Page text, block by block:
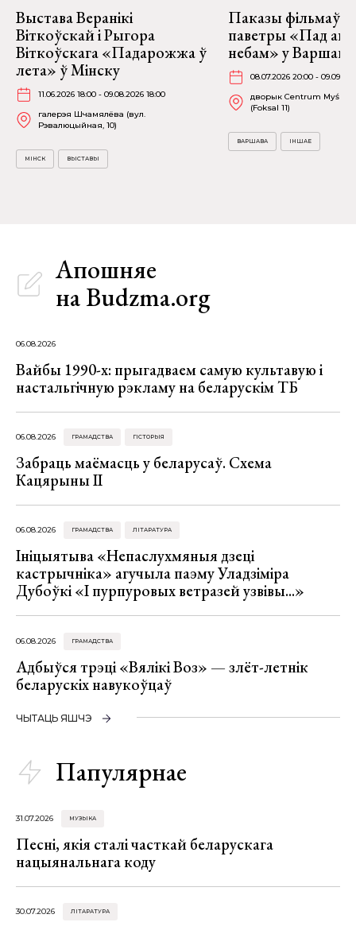
Выстава Веранікі
Віткоўскай і Рыгора
Віткоўскага «Падарожжа ў
лета» ў Мінску
11.06.2026 18:00 - 09.08.2026 18:00
галерэя Шчамялёва (вул.
Рэвалюцыйная, 10)
МІНСК ВЫСТАВЫ
Паказы фільмаў
паветры «Пад
небам» у Варшаве
08.07.2026 20:00 -
дворык Centrum Myśli
(Foksal 11)
ВАРШАВА ІНШАЕ
Апошняе
на Budzma.org
06.08.2026
Вайбы 1990-х: прыгадваем самую культавую і
настальгічную рэкламу на беларускім ТБ
06.08.2026 ГРАМАДСТВА ГІСТОРЫЯ
Забраць маёмасць у беларусаў. Схема
Кацярыны ІІ
06.08.2026 ГРАМАДСТВА ЛІТАРАТУРА
Ініцыятыва «Непаслухмяныя дзеці
кастрычніка» агучыла паэму Уладзіміра
Дубоўкі «І пурпуровых ветразей узвівы...»
06.08.2026 ГРАМАДСТВА
Адбыўся трэці «Вялікі Воз» — злёт-летнік
беларускіх навукоўцаў
ЧЫТАЦЬ ЯШЧЭ
Папулярнае
31.07.2026 МУЗЫКА
Песні, якія сталі часткай беларускага
нацыянальнага коду
30.07.2026 ЛІТАРАТУРА